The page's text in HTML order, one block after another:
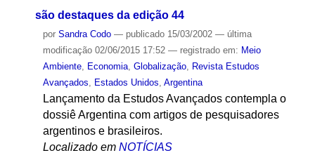
são destaques da edição 44
por Sandra Codo — publicado15/03/2002 — última
modificação02/06/2015 17:52 — registrado em: Meio
Ambiente, Economia, Globalização, Revista Estudos
Avançados
Estados Unidos Argentina
Lançamento da Estudos Avançados contempla o
dossiê Argentina com artigos de pesquisadores
argentinos e brasileiros.
Localizado em NOTÍCIAS